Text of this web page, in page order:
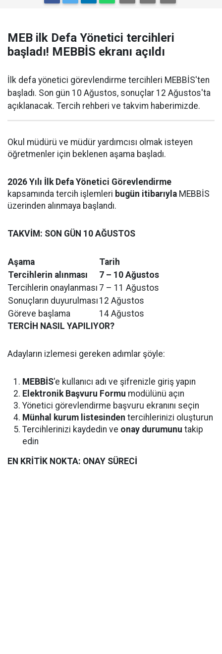
MEB ilk Defa Yönetici tercihleri
başladı! MEBBİS ekranı açıldı
İlk defa yönetici görevlendirme tercihleri MEBBİS'ten
başladı. Son gün 10 Ağustos, sonuçlar 12 Ağustos'ta
açıklanacak. Tercih rehberi ve takvim haberimizde.
Okul müdürü ve müdür yardımcısı olmak isteyen
öğretmenler için beklenen aşama başladı.
2026 Yılı İlk Defa Yönetici Görevlendirme
kapsamında tercih işlemleri bugün itibarıyla MEBBİS
üzerinden alınmaya başlandı.
TAKVİM: SON GÜN 10 AĞUSTOS
Aşama
Tarih
Tercihlerin alınması
7 – 10 Ağustos
Tercihlerin onaylanması 7 – 11 Ağustos
Sonuçların duyurulması 12 Ağustos
Göreve başlama
14 Ağustos
TERCİH NASIL YAPILIYOR?
Adayların izlemesi gereken adımlar şöyle:
MEBBİS'e kullanıcı adı ve şifrenizle giriş yapın
Elektronik Başvuru Formu modülünü açın
Yönetici görevlendirme başvuru ekranını seçin
Münhal kurum listesinden tercihlerinizi oluşturun
Tercihlerinizi kaydedin ve onay durumunu takip
edin
EN KRİTİK NOKTA: ONAY SÜRECİ